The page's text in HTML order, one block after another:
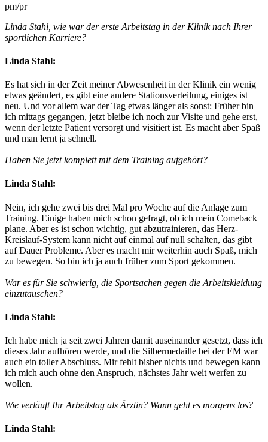
pm/pr
Linda Stahl, wie war der erste Arbeitstag in der Klinik nach Ihrer
sportlichen Karriere?
Linda Stahl:
Es hat sich in der Zeit meiner Abwesenheit in der Klinik ein wenig
etwas geändert, es gibt eine andere Stationsverteilung, einiges ist
neu. Und vor allem war der Tag etwas länger als sonst: Früher bin
ich mittags gegangen, jetzt bleibe ich noch zur Visite und gehe erst,
wenn der letzte Patient versorgt und visitiert ist. Es macht aber Spaß
und man lernt ja schnell.
Haben Sie jetzt komplett mit dem Training aufgehört?
Linda Stahl:
Nein, ich gehe zwei bis drei Mal pro Woche auf die Anlage zum
Training. Einige haben mich schon gefragt, ob ich mein Comeback
plane. Aber es ist schon wichtig, gut abzutrainieren, das Herz-
Kreislauf-System kann nicht auf einmal auf null schalten, das gibt
auf Dauer Probleme. Aber es macht mir weiterhin auch Spaß, mich
zu bewegen. So bin ich ja auch früher zum Sport gekommen.
War es für Sie schwierig, die Sportsachen gegen die Arbeitskleidung
einzutauschen?
Linda Stahl:
Ich habe mich ja seit zwei Jahren damit auseinander gesetzt, dass ich
dieses Jahr aufhören werde, und die Silbermedaille bei der EM war
auch ein toller Abschluss. Mir fehlt bisher nichts und bewegen kann
ich mich auch ohne den Anspruch, nächstes Jahr weit werfen zu
wollen.
Wie verläuft Ihr Arbeitstag als Ärztin? Wann geht es morgens los?
Linda Stahl: